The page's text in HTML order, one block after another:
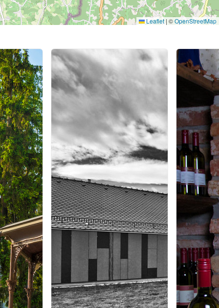
Leaflet | ©OpenStreetMap